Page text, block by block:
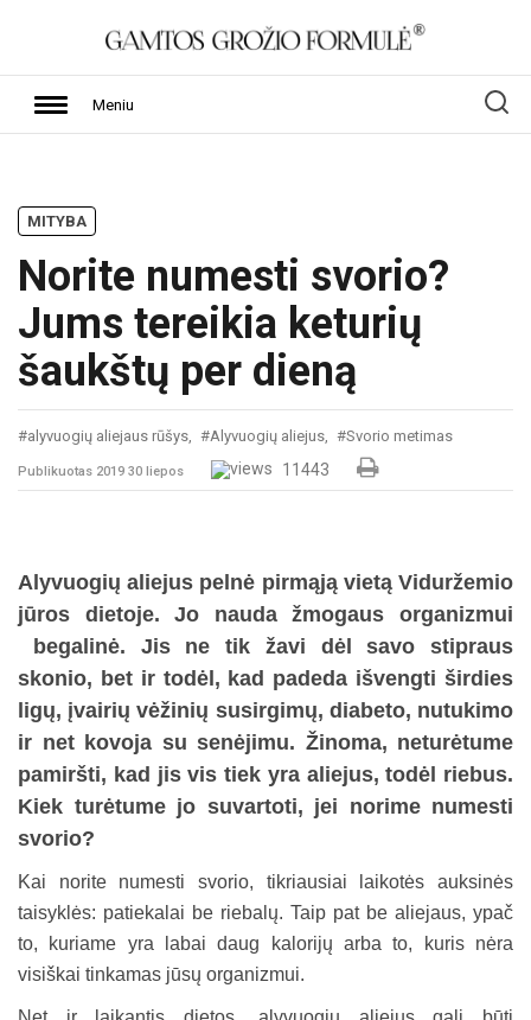
Meniu
MITYBA
Norite numesti svorio?
Jums tereikia keturių
šaukštų per dieną
#alyvuogių aliejaus rūšys, #Alyvuogių aliejus, #Svorio metimas
Publikuotas 2019 30 liepos 11443
Alyvuogių aliejus pelnė pirmąją vietą Viduržemio
jūros dietoje. Jo nauda žmogaus organizmui
begalinė. Jis ne tik žavi dėl savo stipraus
skonio, bet ir todėl, kad padeda išvengti širdies
ligų, įvairių vėžinių susirgimų, diabeto, nutukimo
ir net kovoja su senėjimu. Žinoma, neturėtume
pamiršti, kad jis vis tiek yra aliejus, todėl riebus.
Kiek turėtume jo suvartoti, jei norime numesti
svorio?
Kai norite numesti svorio, tikriausiai laikotės auksinės
taisyklės: patiekalai be riebalų. Taip pat be aliejaus, ypač
to, kuriame yra labai daug kalorijų arba to, kuris nėra
visiškai tinkamas jūsų organizmui.